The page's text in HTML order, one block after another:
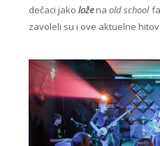
dečaci jako loženaold school
zavoleli su i ove aktuelne